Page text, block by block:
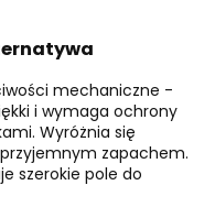
mechaniczne -
i wymaga ochrony
Wyróżnia się
zapachem.
szerokie pole do